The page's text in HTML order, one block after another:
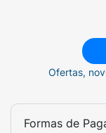
Ofertas,
Formas de